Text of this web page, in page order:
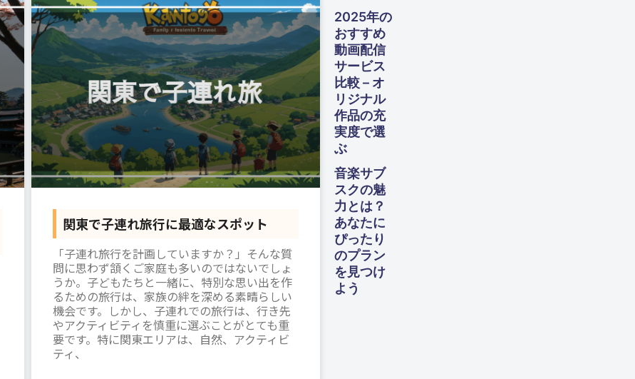
関東で子連れ旅行に最適なスポット
「子連れ旅行を計画していますか？」そんな質
問に思わず頷くご家庭も多いのではないでしょ
うか。子どもたちと一緒に、特別な思い出を作
るための旅行は、家族の絆を深める素晴らしい
機会です。しかし、子連れでの旅行は、行き先
やアクティビティを慎重に選ぶことがとても重
要です。特に関東エリアは、自然、アクティビ
ティ、
2025年の
おすすめ
動画配信
サービス
比較 – オ
リジナル
作品の充
実度で選
ぶ
音楽サブ
スクの魅
力とは？
あなたに
ぴったり
のプラン
を見つけ
よう